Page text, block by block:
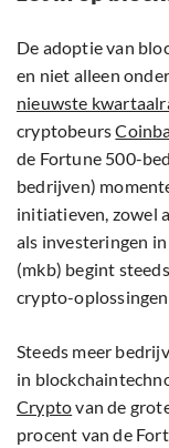
De adoptie van
en niet alleen
nieuwste
cryptobeurs
de Fortune 500-
bedrijven)
initiatieven, zowel
als investeringen
(mkb) begint
crypto-
Steeds meer
in
Cryptovan de
procent van de